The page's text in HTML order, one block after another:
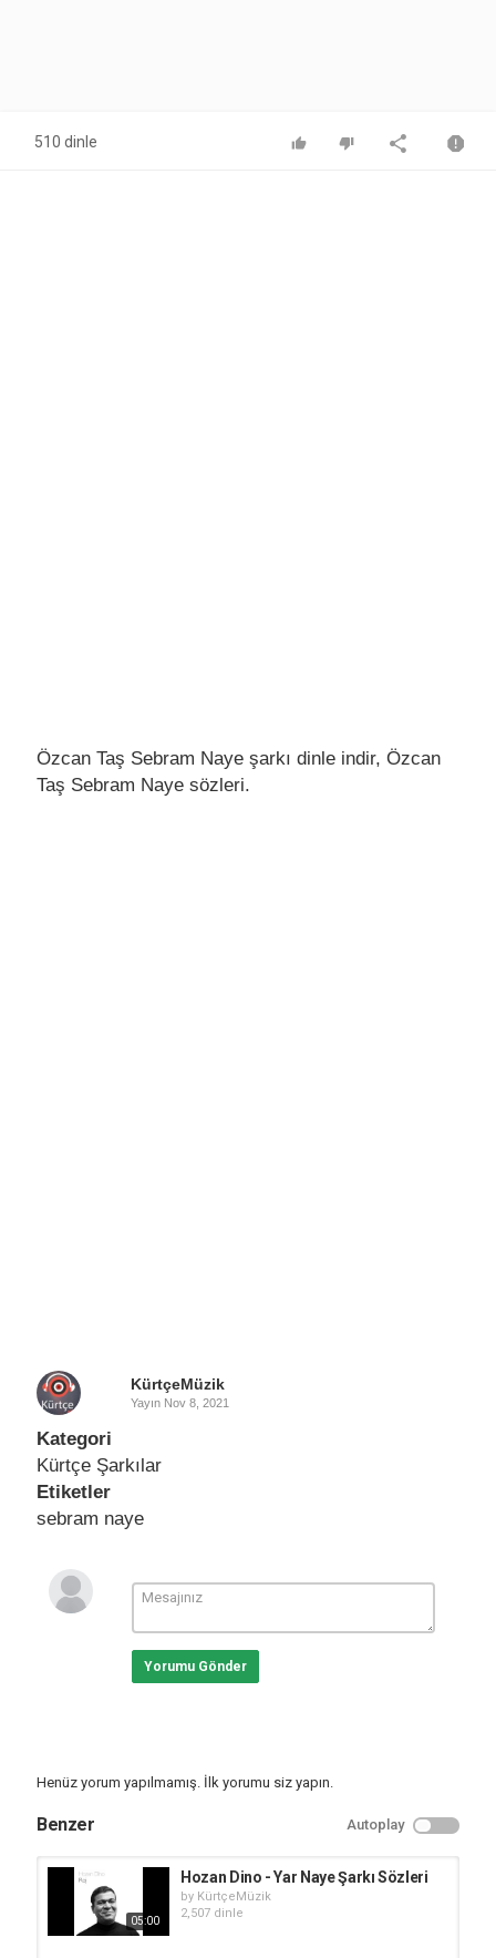
510 dinle
Özcan Taş Sebram Naye şarkı dinle indir, Özcan
Taş Sebram Naye sözleri.
KürtçeMüzik
Yayın Nov 8, 2021
Kategori
Kürtçe Şarkılar
Etiketler
sebram naye
Yorumu Gönder
Henüz yorum yapılmamış. İlk yorumu siz yapın.
Benzer Autoplay
05:00
Hozan Dino - Yar Naye Şarkı Sözleri
by KürtçeMüzik
2,507 dinle